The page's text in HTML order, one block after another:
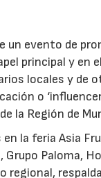
un evento de
principal y en
locales y de
o
la Región de
la feria Asia
Paloma,
regional,